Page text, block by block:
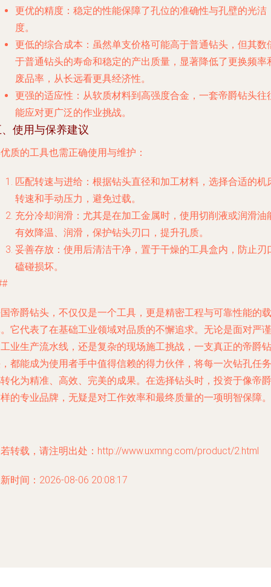
更优的精度 ：稳定的性能保障了孔位的准确性与孔壁的光洁
度。
更低的综合成本 ：虽然单支价格可能高于普通钻头，但其数
于普通钻头的寿命和稳定的产出质量，显著降低了更换频率
废品率，从长远看更具经济性。
更强的适应性 ：从软质材料到高强度合金，一套帝爵钻头往
能应对更广泛的作业挑战。
使用与保养建议
质的工具也需正确使用与维护：
匹配转速与进给 ：根据钻头直径和加工材料，选择合适的机
转速和手动压力，避免过载。
充分冷却润滑 ：尤其是在加工金属时，使用切削液或润滑油
有效降温、润滑，保护钻头刃口，提升孔质。
妥善存放 ：使用后清洁干净，置于干燥的工具盒内，防止刃
磕碰损坏。
帝爵钻头，不仅仅是一个工具，更是精密工程与可靠性能的载
它代表了在基础工业领域对品质的不懈追求。无论是面对严谨
业生产流水线，还是复杂的现场施工挑战，一支真正的帝爵钻
都能成为使用者手中值得信赖的得力伙伴，将每一次钻孔任务
化为精准、高效、完美的成果。在选择钻头时，投资于像帝爵
的专业品牌，无疑是对工作效率和最终质量的一项明智保障。
转载，请注明出处：http://www.uxmng.com/product/2.html
时间：2026-08-06 20:08:17